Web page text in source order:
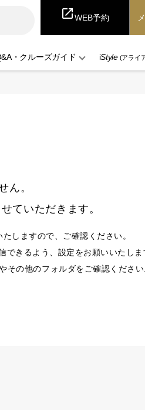
open_in_newWEB予約
・クルーズガイド iStyle(アライ
ん。
ていただきます。
しますので、ご確認ください。
きるよう、設定をお願いいたしま
の他のフォルダをご確認ください